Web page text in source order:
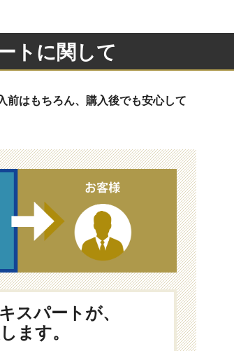
トに関して
前はもちろん、購入後でも安心して
スパートが、
ます。